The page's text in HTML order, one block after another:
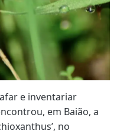
e inventariar
em Baião, a
no